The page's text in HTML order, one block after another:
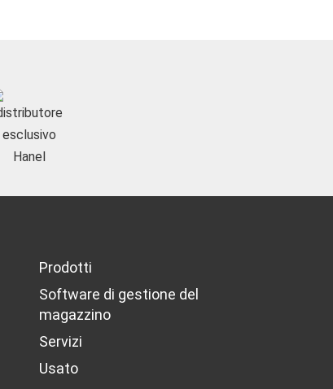
Prodotti
Software di gestione del
magazzino
Servizi
Usato